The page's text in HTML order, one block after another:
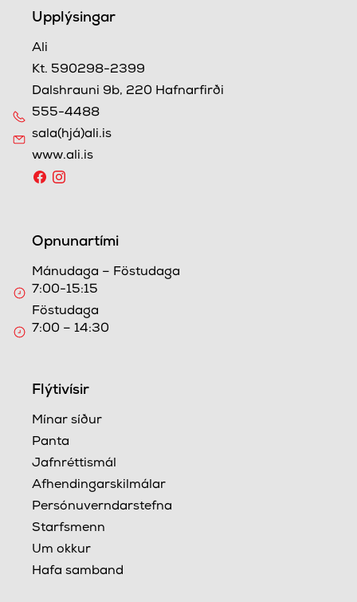
Upplýsingar
Ali
Kt. 590298-2399
Dalshrauni 9b, 220 Hafnarfirði
555-4488
sala(hjá)ali.is
www.ali.is
Opnunartími
Mánudaga – Föstudaga
7:00-15:15
Föstudaga
7:00 – 14:30
Flýtivísir
Mínar síður
Panta
Jafnréttismál
Afhendingarskilmálar
Persónuverndarstefna
Starfsmenn
Um okkur
Hafa samband